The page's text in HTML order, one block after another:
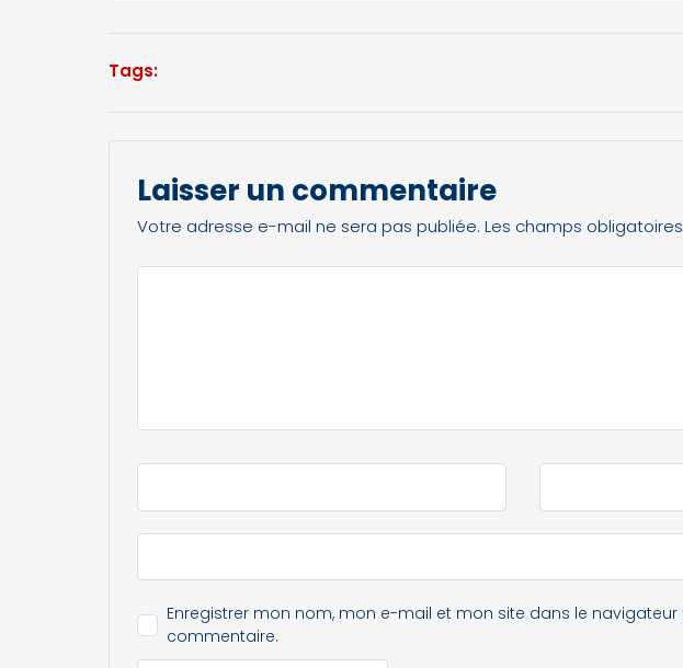
Tags:
Laisser un commentaire
Votre adresse e-mail ne sera pas publiée. Les champs
Enregistrer mon nom, mon e-mail et mon site dans le
commentaire.